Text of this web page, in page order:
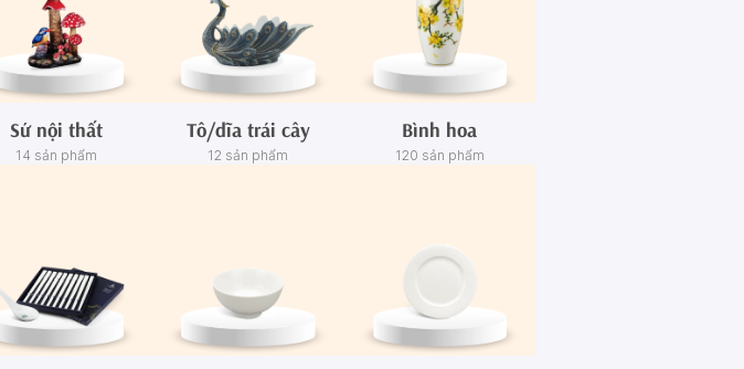
Sứ nội thất
14 sản phẩm
Tô/dĩa trái cây
12 sản phẩm
Bình hoa
120 sản phẩm